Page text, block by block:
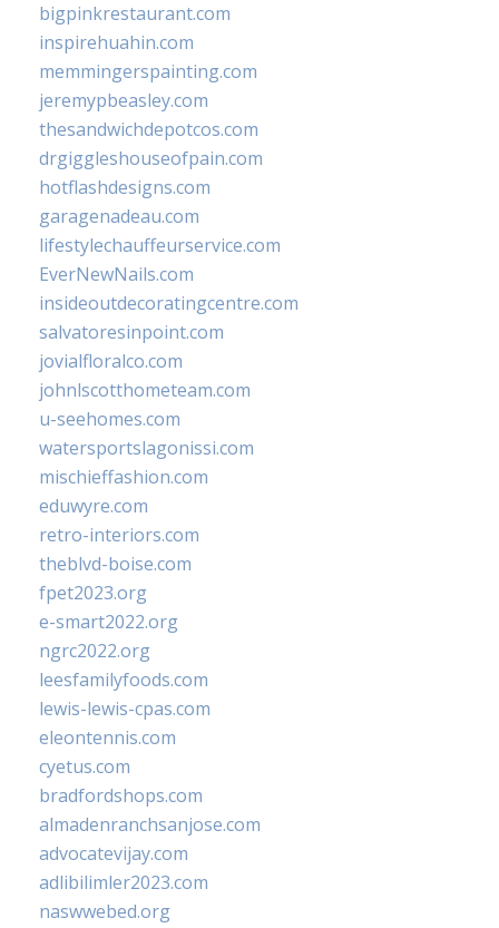
bigpinkrestaurant.com
inspirehuahin.com
memmingerspainting.com
jeremypbeasley.com
thesandwichdepotcos.com
drgiggleshouseofpain.com
hotflashdesigns.com
garagenadeau.com
lifestylechauffeurservice.com
EverNewNails.com
insideoutdecoratingcentre.com
salvatoresinpoint.com
jovialfloralco.com
johnlscotthometeam.com
u-seehomes.com
watersportslagonissi.com
mischieffashion.com
eduwyre.com
retro-interiors.com
theblvd-boise.com
fpet2023.org
e-smart2022.org
ngrc2022.org
leesfamilyfoods.com
lewis-lewis-cpas.com
eleontennis.com
cyetus.com
bradfordshops.com
almadenranchsanjose.com
advocatevijay.com
adlibilimler2023.com
naswwebed.org